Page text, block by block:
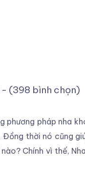
(398 bình chọn)
phương pháp nha
thời nó cũng
Chính vì thế,